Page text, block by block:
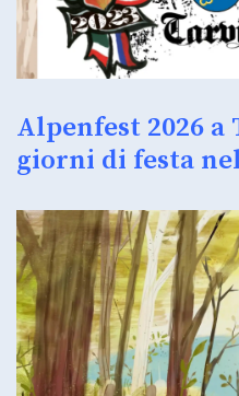
Alpenfest 2026
giorni di festa